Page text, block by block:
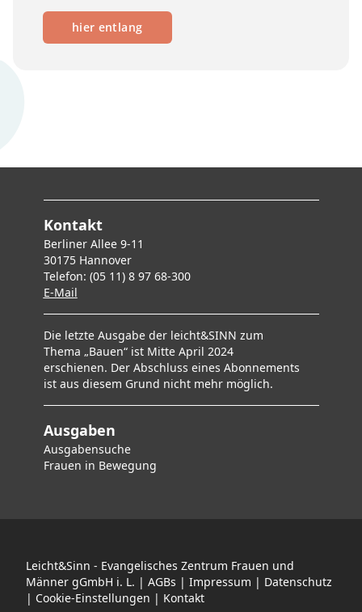
hier entlang
Kontakt
Berliner Allee 9-11
30175 Hannover
Telefon: (05 11) 8 97 68-300
E-Mail
Die letzte Ausgabe der leicht&SINN zum
Thema „Bauen“ ist Mitte April 2024
erschienen. Der Abschluss eines Abonnements
ist aus diesem Grund nicht mehr möglich.
Ausgaben
Ausgabensuche
Frauen in Bewegung
Leicht&Sinn - Evangelisches Zentrum Frauen und
Männer gGmbH i. L. | AGBs | Impressum | Datenschutz
| Cookie-Einstellungen | Kontakt